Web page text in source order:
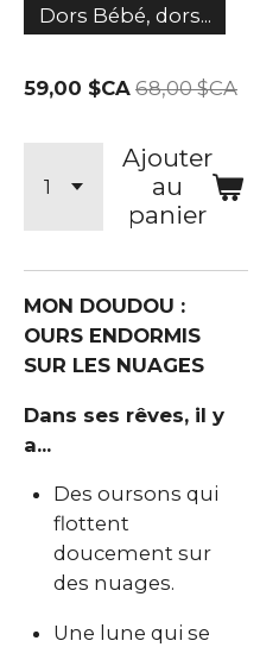
Dors Bébé, dors...
59,00 $CA 68,00 $CA
Ajouter
au
panier
MON DOUDOU :
OURS ENDORMIS
SUR LES NUAGES
Dans ses rêves, il y
a...
Des oursons qui
flottent
doucement sur
des nuages.
Une lune qui se